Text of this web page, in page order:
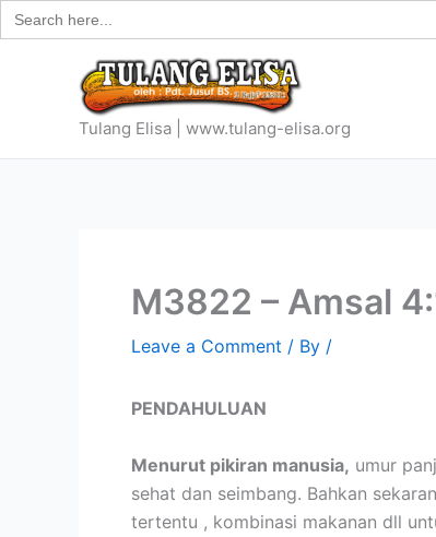
Search
for:
Skip
to
Tulang Elisa | www.tulang-elisa.org
M3822 – Amsal
Leave a Comment / By /
PENDAHULUAN
Menurut pikiran manusia, umur
sehat dan seimbang. Bahkan
tertentu , kombinasi makanan dll